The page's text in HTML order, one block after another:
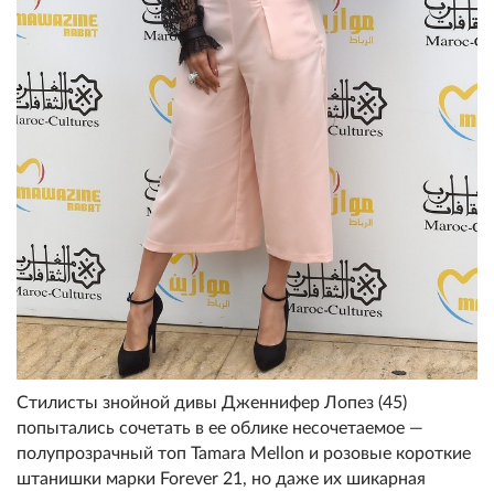
Стилисты знойной дивы Дженнифер Лопез (45)
попытались сочетать в ее облике несочетаемое —
полупрозрачный топ Tamara Mellon и розовые короткие
штанишки марки Forever 21, но даже их шикарная